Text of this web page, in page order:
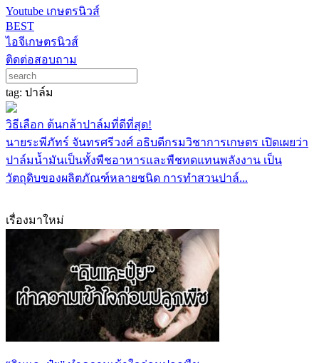
Youtube เกษตรนิวส์
BEST
ไอจีเกษตรนิวส์
ติดต่อสอบถาม
tag: ปาล์ม
วิธีเลือก ต้นกล้าปาล์มที่ดีที่สุด!
นายระพีภัทร์ จันทรศรีวงศ์ อธิบดีกรมวิชาการเกษตร เปิดเผยว่า
ปาล์มน้ำมันเป็นทั้งพืชอาหารและพืชทดแทนพลังงาน เป็น
วัตถุดิบของผลิตภัณฑ์หลายชนิด การทำสวนปาล์...
เรื่องมาใหม่